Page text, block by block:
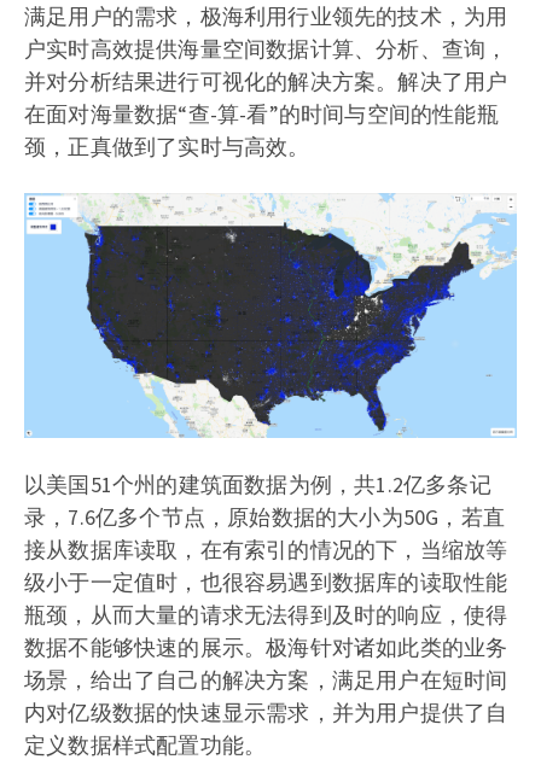
满足用户的需求，极海利用行业领先的技术，为用
户实时高效提供海量空间数据计算、分析、查询，
并对分析结果进行可视化的解决方案。解决了用户
在面对海量数据“查-算-看”的时间与空间的性能瓶
颈，正真做到了实时与高效。
以美国51个州的建筑面数据为例，共1.2亿多条记
录，7.6亿多个节点，原始数据的大小为50G，若直
接从数据库读取，在有索引的情况的下，当缩放等
级小于一定值时，也很容易遇到数据库的读取性能
瓶颈，从而大量的请求无法得到及时的响应，使得
数据不能够快速的展示。极海针对诸如此类的业务
场景，给出了自己的解决方案，满足用户在短时间
内对亿级数据的快速显示需求，并为用户提供了自
定义数据样式配置功能。